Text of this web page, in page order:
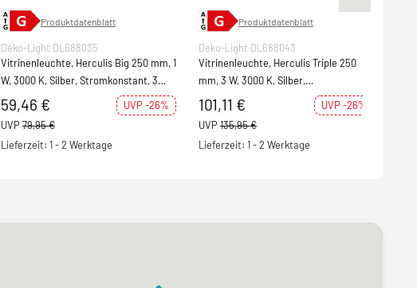
Produktdatenblatt
Deko-Light DL688035
Vitrinenleuchte, Herculis Big 250 mm, 1
W, 3000 K, Silber, Stromkonstant, 3
V/DC, Bemessungsstrom: 3
59,46 €
UVP -26%
UVP 79,95 €
Lieferzeit: 1 - 2 Werktage
Produktdatenblatt
Deko-Light DL688043
Vitrinenleuchte, Herculis Triple 250
mm, 3 W, 3000 K, Silber,
Stromkonstant, 9 V/DC,
Bemessungsstrom
101,11 €
UVP -26%
UVP 135,95 €
Lieferzeit: 1 - 2 Werktage